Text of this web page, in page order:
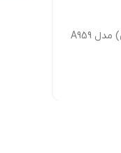
قطعات ماشین آرسی / قطعه فلزی جهت ارتقاء ماشین رادیو کنترلی (ماشین آرسی) مدل A959